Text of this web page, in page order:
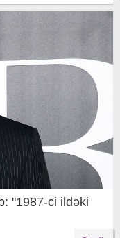
"1987-ci ildəki